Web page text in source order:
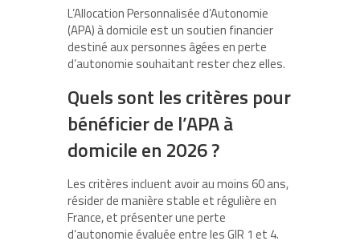
L’Allocation Personnalisée d’Autonomie
(APA) à domicile est un soutien financier
destiné aux personnes âgées en perte
d’autonomie souhaitant rester chez elles.
Quels sont les critères pour
bénéficier de l’APA à
domicile en 2026 ?
Les critères incluent avoir au moins 60 ans,
résider de manière stable et régulière en
France, et présenter une perte
d’autonomie évaluée entre les GIR 1 et 4.